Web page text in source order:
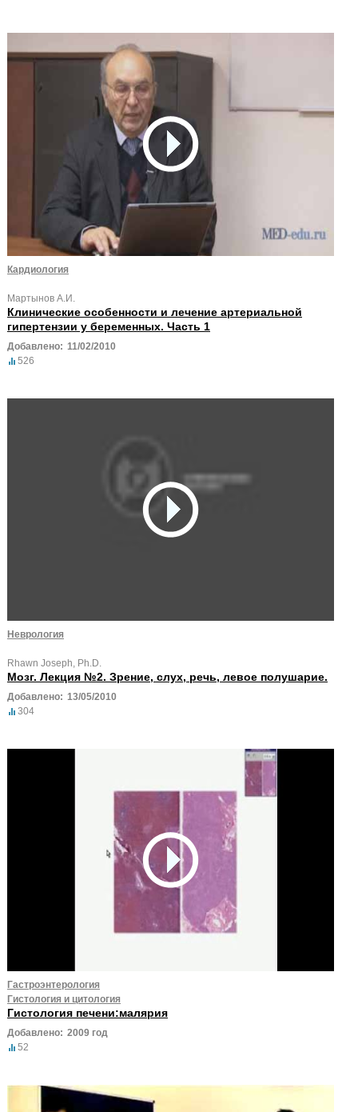
Кардиология
Мартынов А.И.
Клинические особенности и лечение артериальной
гипертензии у беременных. Часть 1
Добавлено: 11/02/2010
526
Неврология
Rhawn Joseph, Ph.D.
Мозг. Лекция №2. Зрение, слух, речь, левое полушарие.
Добавлено: 13/05/2010
304
Гастроэнтерология
Гистология и цитология
Гистология печени:малярия
Добавлено: 2009 год
52